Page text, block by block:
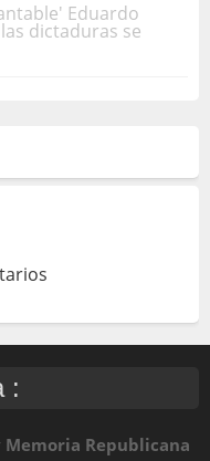
Eduardo
dictaduras se
:
Republicana